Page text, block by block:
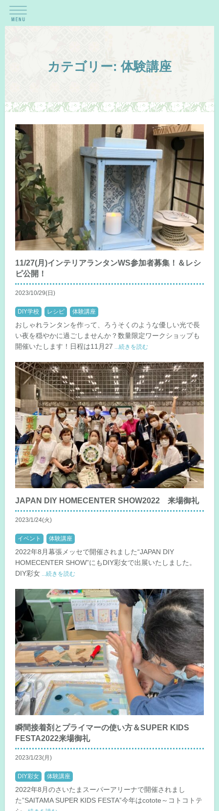
カテゴリー:体験講座
11/27(月)インテリアランタンWS参加者募集！＆レシ
ピ公開！
2023/10/29(日)
DIY学校 レシピ 体験講座
おしゃれランタンを作って、ろうそくのような優しい光で長
い夜を穏やかに過ごしませんか？数量限定ワークショップも
開催いたします！日程は11月27
...続きを読む
JAPAN DIY HOMECENTER SHOW2022 来場御礼
2023/1/24(火)
イベント 体験講座
2022年8月幕張メッセで開催されました“JAPAN DIY
HOMECENTER SHOW”にもDIY彩女で出展いたしました。
DIY彩女 ...続きを読む
瞬間接着剤とプライマーの使い方＆SUPER KIDS
FESTA2022来場御礼
2023/1/23(月)
DIY彩女 体験講座
2022年8月のさいたまスーパーアリーナで開催されまし
た”SAITAMA SUPER KIDS FESTA”今年はcotote～コトコトテ